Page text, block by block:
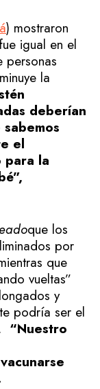
) mostraron
igual en el
la
deberían
el
para la
que los
por
que
vueltas”
y
podría ser el
“Nuestro